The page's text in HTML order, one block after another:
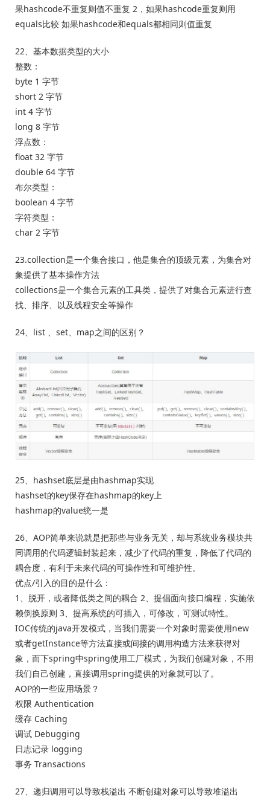
果hashcode不重复则值不重复 2，如果hashcode重复则用
equals比较 如果hashcode和equals都相同则值重复
22、基本数据类型的大小
整数：
byte 1 字节
short 2 字节
int 4 字节
long 8 字节
浮点数：
float 32 字节
double 64 字节
布尔类型：
boolean 4 字节
字符类型：
char 2 字节
23.collection是一个集合接口，他是集合的顶级元素，为集合对
象提供了基本操作方法
collections是一个集合元素的工具类，提供了对集合元素进行查
找、排序、以及线程安全等操作
24、list 、set、map之间的区别？
25、hashset底层是由hashmap实现
hashset的key保存在hashmap的key上
hashmap的value统一是
26、AOP简单来说就是把那些与业务无关，却与系统业务模块共
同调用的代码逻辑封装起来，减少了代码的重复，降低了代码的
耦合度，有利于未来代码的可操作性和可维护性。
优点/引入的目的是什么：
1、脱开，或者降低类之间的耦合 2、提倡面向接口编程，实施依
赖倒换原则 3、提高系统的可插入，可修改，可测试特性。
IOC传统的java开发模式，当我们需要一个对象时需要使用new
或者getInstance等方法直接或间接的调用构造方法来获得对
象，而下spring中spring使用工厂模式，为我们创建对象，不用
我们自己创建，直接调用spring提供的对象就可以了。
AOP的一些应用场景？
权限 Authentication
缓存 Caching
调试 Debugging
日志记录 logging
事务 Transactions
27、递归调用可以导致栈溢出 不断创建对象可以导致堆溢出